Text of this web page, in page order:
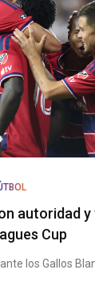
autoridad
Cup
los Gallos